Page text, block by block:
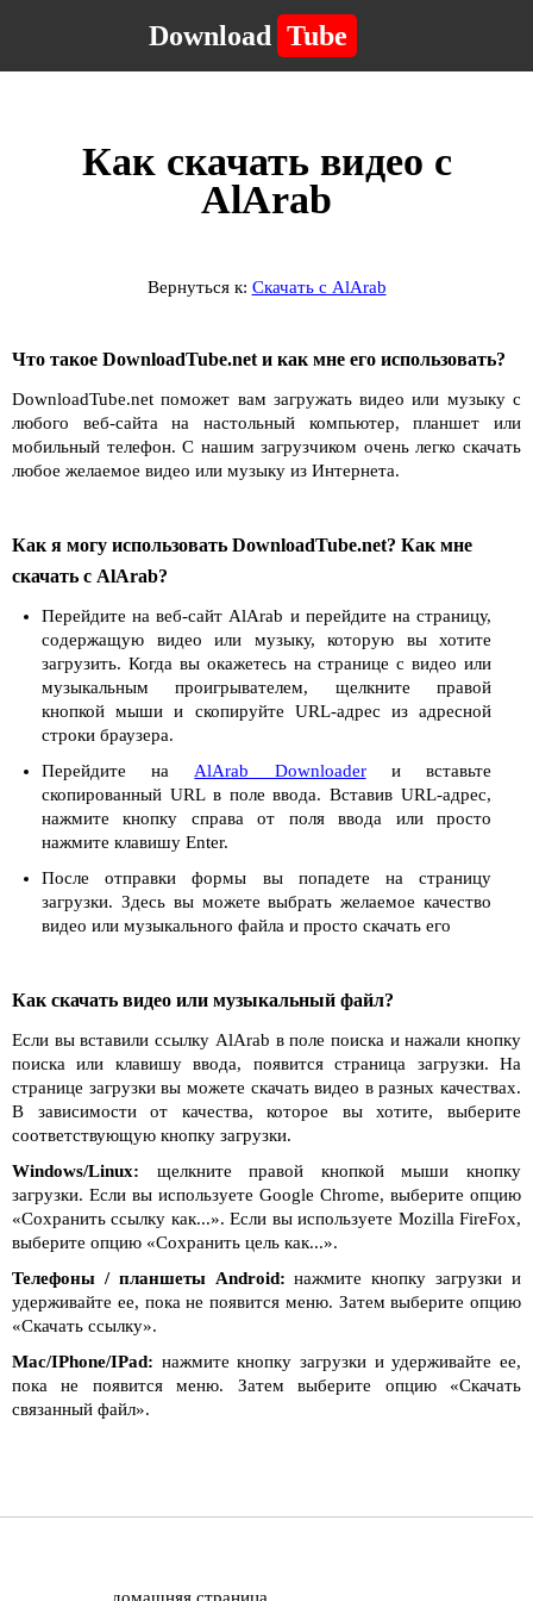
Download Tube
Как скачать видео с
AlArab
Вернуться к: Скачать с AlArab
Что такое DownloadTube.net и как мне его использовать?
DownloadTube.net поможет вам загружать видео или музыку с
любого веб-сайта на настольный компьютер, планшет или
мобильный телефон. С нашим загрузчиком очень легко скачать
любое желаемое видео или музыку из Интернета.
Как я могу использовать DownloadTube.net? Как мне
скачать с AlArab?
Перейдите на веб-сайт AlArab и перейдите на страницу,
содержащую видео или музыку, которую вы хотите
загрузить. Когда вы окажетесь на странице с видео или
музыкальным проигрывателем, щелкните правой
кнопкой мыши и скопируйте URL-адрес из адресной
строки браузера.
Перейдите на AlArab Downloaderи вставьте
скопированный URL в поле ввода. Вставив URL-адрес,
нажмите кнопку справа от поля ввода или просто
нажмите клавишу Enter.
После отправки формы вы попадете на страницу
загрузки. Здесь вы можете выбрать желаемое качество
видео или музыкального файла и просто скачать его
Как скачать видео или музыкальный файл?
Если вы вставили ссылку AlArab в поле поиска и нажали кнопку
поиска или клавишу ввода, появится страница загрузки. На
странице загрузки вы можете скачать видео в разных качествах.
В зависимости от качества, которое вы хотите, выберите
соответствующую кнопку загрузки.
Windows/Linux: щелкните правой кнопкой мыши кнопку
загрузки. Если вы используете Google Chrome, выберите опцию
«Сохранить ссылку как...». Если вы используете Mozilla FireFox,
выберите опцию «Сохранить цель как...».
Телефоны / планшеты Android: нажмите кнопку загрузки и
удерживайте ее, пока не появится меню. Затем выберите опцию
«Скачать ссылку».
Mac/IPhone/IPad: нажмите кнопку загрузки и удерживайте ее,
пока не появится меню. Затем выберите опцию «Скачать
связанный файл».